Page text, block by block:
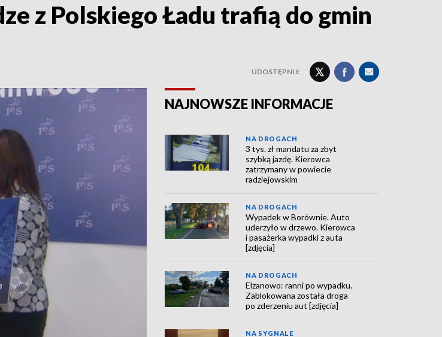
z Polskiego Ładu trafią do gmin
UDOSTĘPNIJ:
NAJNOWSZE INFORMACJE
NA DROGACH
3 tys. zł mandatu za zbyt
szybką jazdę. Kierowca
zatrzymany w powiecie
radziejowskim
NA DROGACH
Wypadek w Borównie. Auto
uderzyło w drzewo. Kierowca
i pasażerka wypadki z auta
[zdjęcia]
NA DROGACH
Elzanowo: ranni po wypadku.
Zablokowana została droga
po zderzeniu aut [zdjęcia]
NA SYGNALE